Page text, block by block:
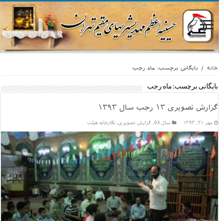
خانه / بایگانی برچسب: ماه رجب
بایگانی برچسب: ماه رجب
گزارش تصویری ۱۳ رجب سال ۱۳۹۳
مهر ۲۱, ۱۳۹۳ سال 93 , گزارش تصویری,نگارخانه هیئت